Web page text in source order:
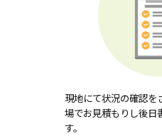
現地にて状況の確認を
場でお見積もりし後日
す。